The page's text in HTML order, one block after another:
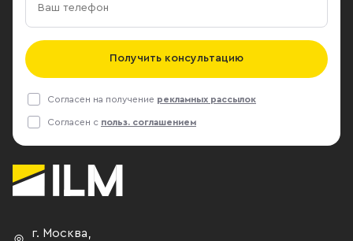
Получить консультацию
Согласен на получение рекламных рассылок
Согласен с польз. соглашением
г. Москва